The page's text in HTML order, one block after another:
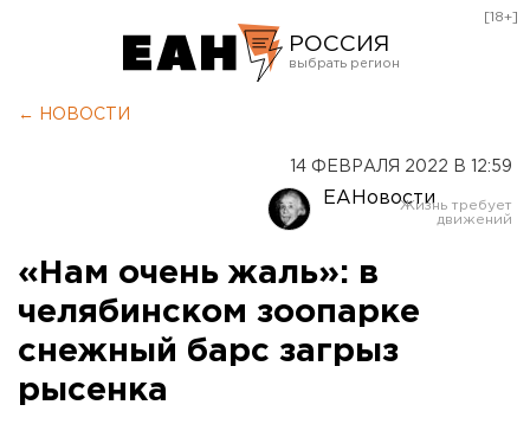
РОССИЯ
Оренбург
[18+]
← НОВОСТИ
14 ФЕВРАЛЯ 2022 В 12:59
ЕАНовости
«Нам очень жаль»: в
челябинском зоопарке
снежный барс загрыз
рысенка